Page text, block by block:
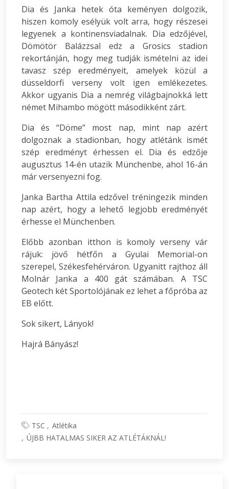
Dia és Janka hetek óta keményen dolgozik,
hiszen komoly esélyük volt arra, hogy részesei
legyenek a kontinensviadalnak. Dia edzőjével,
Dömötör Balázzsal edz a Grosics stadion
rekortánján, hogy meg tudják ismételni az idei
tavasz szép eredményeit, amelyek közül a
düsseldorfi verseny volt igen emlékezetes.
Akkor ugyanis Dia a nemrég világbajnokká lett
német Mihambo mögött másodikként zárt.
Dia és “Döme” most nap, mint nap azért
dolgoznak a stadionban, hogy atlétánk ismét
szép eredményt érhessen el. Dia és edzője
augusztus 14-én utazik Münchenbe, ahol 16-án
már versenyezni fog.
Janka Bartha Attila edzővel tréningezik minden
nap azért, hogy a lehető legjobb eredményét
érhesse el Münchenben.
Előbb azonban itthon is komoly verseny vár
rájuk: jövő hétfőn a Gyulai Memorial-on
szerepel, Székesfehérváron. Ugyanitt rajthoz áll
Molnár Janka a 400 gát számában. A TSC
Geotech két Sportolójának ez lehet a főpróba az
EB előtt.
Sok sikert, Lányok!
Hajrá Bányász!
TSC
Atlétika
ÚJBB HATALMAS SIKER AZ ATLÉTÁKNÁL!